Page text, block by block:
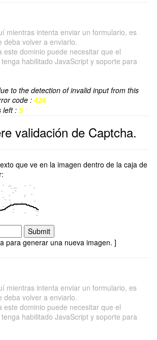
mientras intenta enviar un formulario, es
deba volver a enviarlo.
este dominio puede necesitar que el
habilitado JavaScript y soporte para
to the detection of invalid input from this
code : 426
left : 5
validación de Captcha.
que ve en la imagen dentro de la caja de
para generar una nueva imagen. ]
mientras intenta enviar un formulario, es
deba volver a enviarlo.
este dominio puede necesitar que el
habilitado JavaScript y soporte para